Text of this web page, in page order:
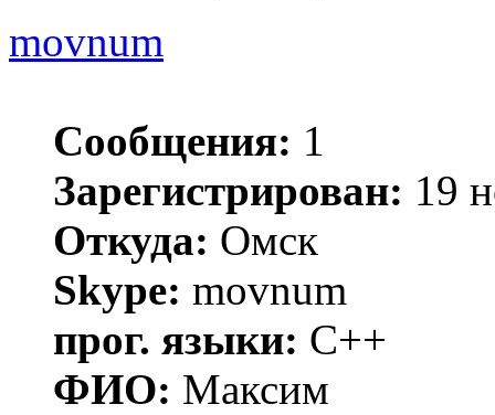
movnum
Сообщения: 1
Зарегистрирован: 19
Откуда: Омск
Skype: movnum
прог. языки: C++
ФИО: Максим